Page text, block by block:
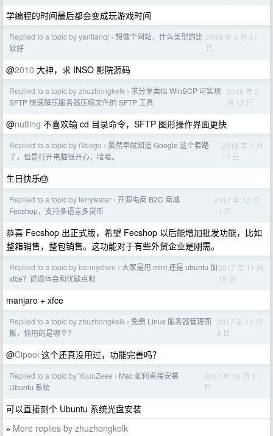
学编程的时间最后都会变成玩游戏时间
Replied to a topic by yantianqi › 想做个网站，什么类型的比
较好
2018 年 2 月 17
日
@2010 大神，求 INSO 影院源码
Replied to a topic by zhuzhongkelk › 求分享类似 WinSCP 可实现
SFTP 快速解压服务器压缩文件的 SFTP 工具
2018 年 2
月 12 日
@nutting 不喜欢输 cd 目录命令，SFTP 图形操作界面更快
Replied to a topic by iVeego › 虽然早就知道 Google 这个套路
了，但是打开电脑很开心，哈哈。
2018 年 1 月
11 日
生日快乐🎂
Replied to a topic by terrywater › 开源电商 B2C 商城
Fecshop，支持多语言多货币
2017 年 12 月
11 日
恭喜 Fecshop 出正式版，希望 Fecshop 以后能增加批发功能，比如
整箱销售，整包销售。这功能对于有些外贸企业是刚需。
Replied to a topic by bannychen › 大家是用 mint 还是 ubuntu 加
xfce？说说体会和优缺点呗
2017 年 11 月
15 日
manjaro + xfce
Replied to a topic by zhuzhongkelk › 免费 Linux 服务器管理面
板，你用的是哪个？
2017 年 11 月
4 日
@Cipool 这个还真没用过，功能完善吗？
Replied to a topic by YuuuZeee › Mac 如何直接安装
Ubuntu 系统
2017 年 10 月 31
日
可以直接刻个 Ubuntu 系统光盘安装
» More replies by zhuzhongkelk